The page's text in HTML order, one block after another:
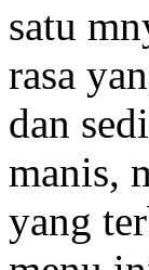
satu
rasa
dan
manis,
yang